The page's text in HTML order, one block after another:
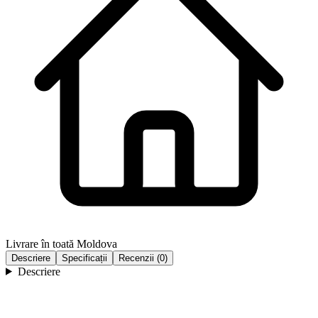
Livrare în toată Moldova
Descriere Specificații Recenzii (0)
Descriere